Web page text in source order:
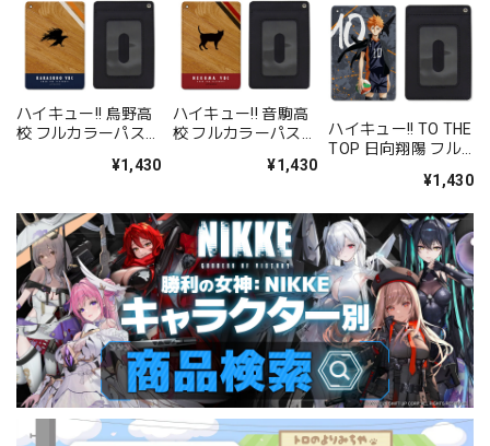
ハイキュー!! 烏野高
校 フルカラーパスケ
¥1,430
ハイキュー!! 音駒高
校 フルカラーパスケ
¥1,430
ハイキュー!! TO THE
TOP 日向翔陽 フル
¥1,430